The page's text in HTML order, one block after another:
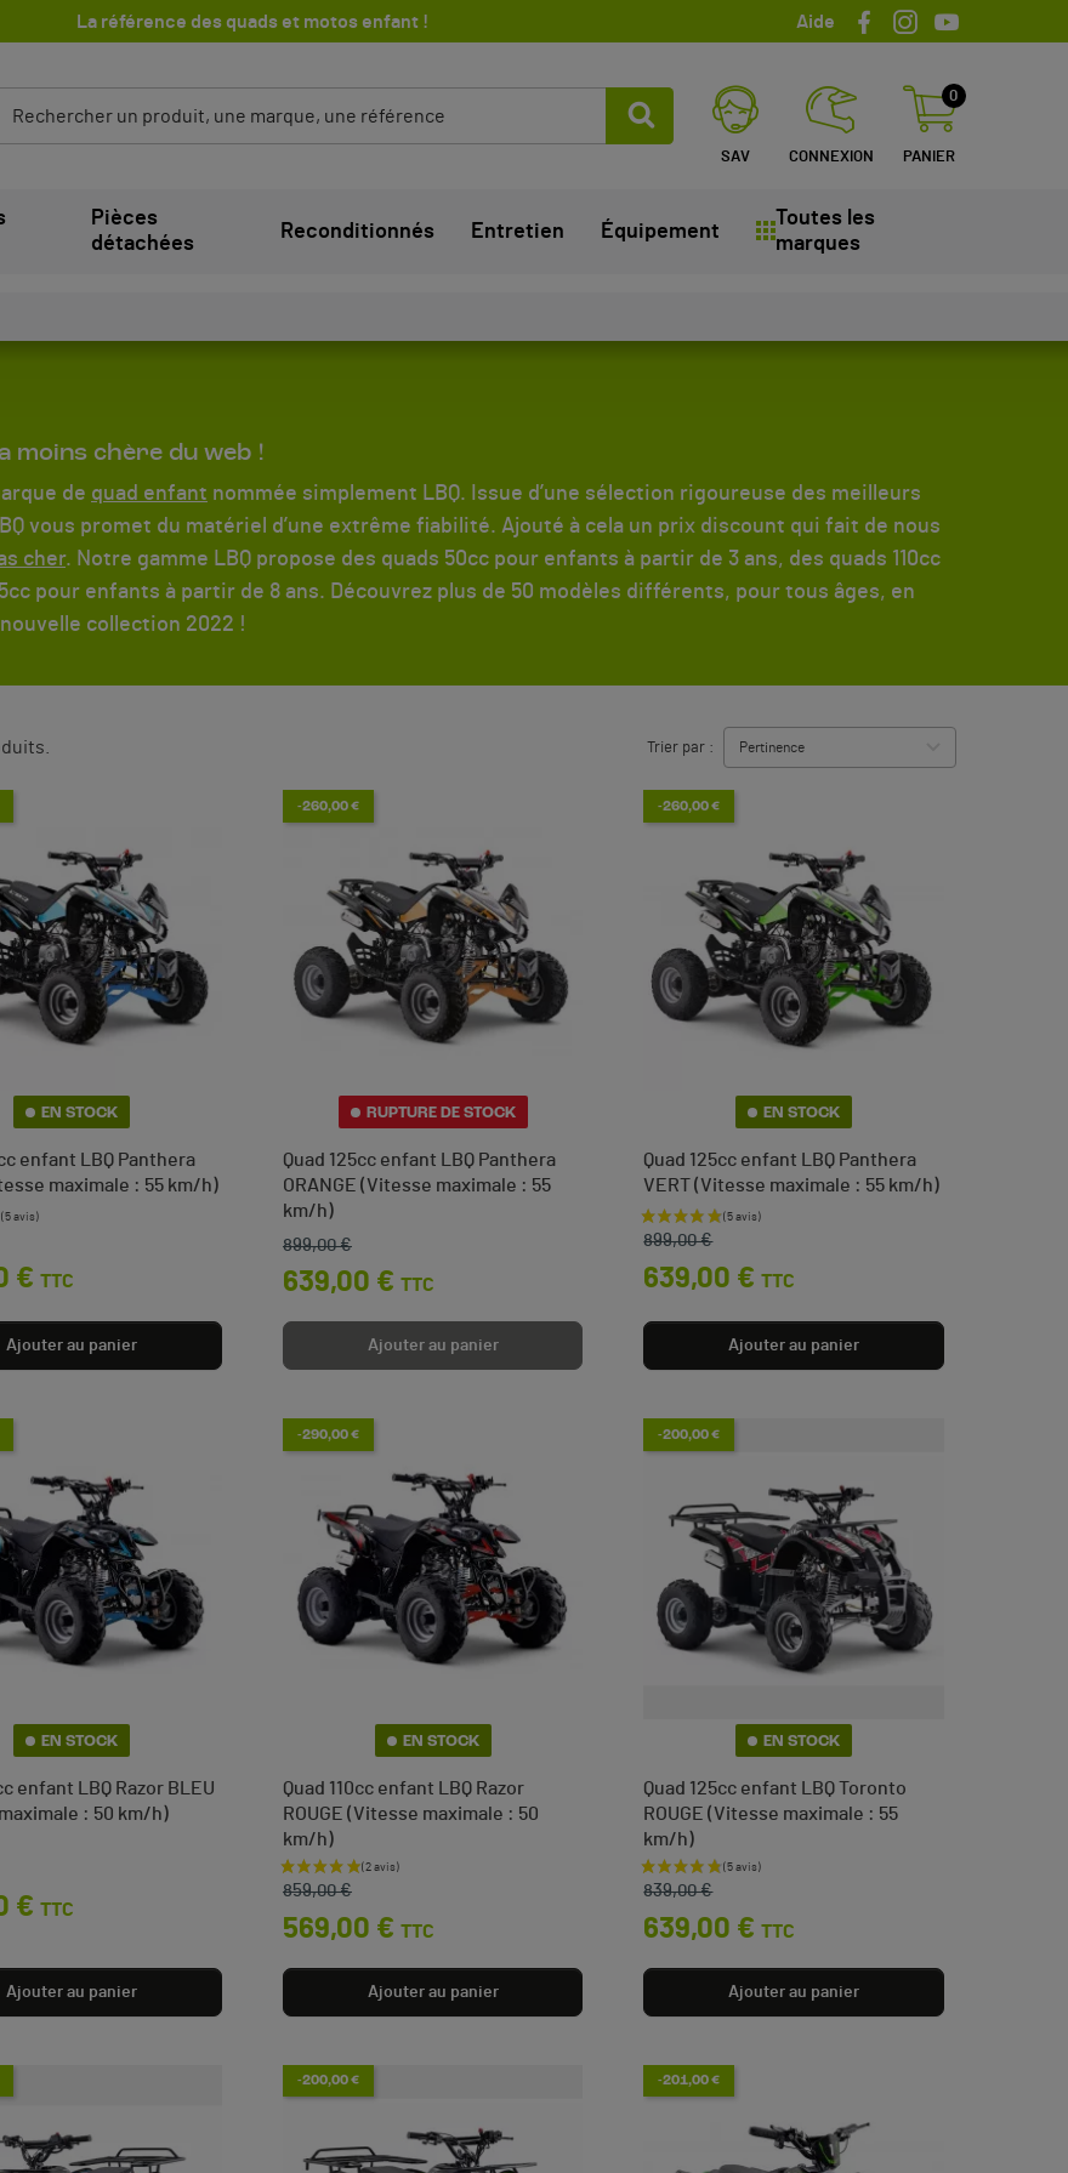
La référence des quads et motos enfant ! Aide
SAV CONNEXION PANIER
0
Pièces
détachées
Reconditionnés Entretien Équipement
Toutes les
marques
moins chère du web !
de quad enfant nommée simplement LBQ. Issue d’une sélection rigoureuse des meilleurs
vous promet du matériel d’une extrême fiabilité. Ajouté à cela un prix discount qui fait de nous
cher. Notre gamme LBQ propose des quads 50cc pour enfants à partir de 3 ans, des quads 110cc
pour enfants à partir de 8 ans. Découvrez plus de 50 modèles différents, pour tous âges, en
collection 2022 !
Trier par :
EN STOCK
enfant LBQ Panthera
maximale : 55 km/h)
(5 avis)
€ TTC
Ajouter au panier
-260,00 €
RUPTURE DE STOCK
Quad 125cc enfant LBQ Panthera
ORANGE (Vitesse maximale : 55
km/h)
Prix de base
899,00 €
Prix
639,00 € TTC
Ajouter au panier
-260,00 €
EN STOCK
Quad 125cc enfant LBQ Panthera
VERT (Vitesse maximale : 55 km/h)
Prix de base
899,00 €
Prix
639,00 € TTC
Ajouter au panier
EN STOCK
enfant LBQ Razor BLEU
: 50 km/h)
€ TTC
Ajouter au panier
-290,00 €
EN STOCK
Quad 110cc enfant LBQ Razor
ROUGE (Vitesse maximale : 50
km/h)
Prix de base
859,00 €
Prix
569,00 € TTC
Ajouter au panier
-200,00 €
EN STOCK
Quad 125cc enfant LBQ Toronto
ROUGE (Vitesse maximale : 55
km/h)
Prix de base
839,00 €
Prix
639,00 € TTC
Ajouter au panier
-200,00 € -201,00 €